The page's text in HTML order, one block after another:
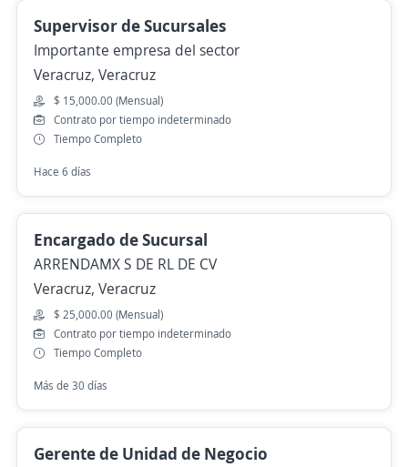
Supervisor de Sucursales
Importante empresa del sector
Veracruz, Veracruz
$ 15,000.00 (Mensual)
Contrato por tiempo indeterminado
Tiempo Completo
Hace 6 días
Encargado de Sucursal
ARRENDAMX S DE RL DE CV
Veracruz, Veracruz
$ 25,000.00 (Mensual)
Contrato por tiempo indeterminado
Tiempo Completo
Más de 30 días
Gerente de Unidad de Negocio